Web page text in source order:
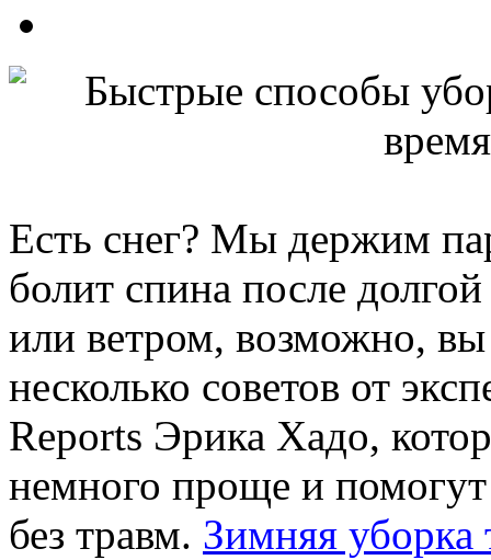
Есть снег? Мы держим
болит спина после
или ветром, возможно, вы
несколько советов от
Reports Эрика Хадо,
немного проще и
без травм. Зимняя уборка